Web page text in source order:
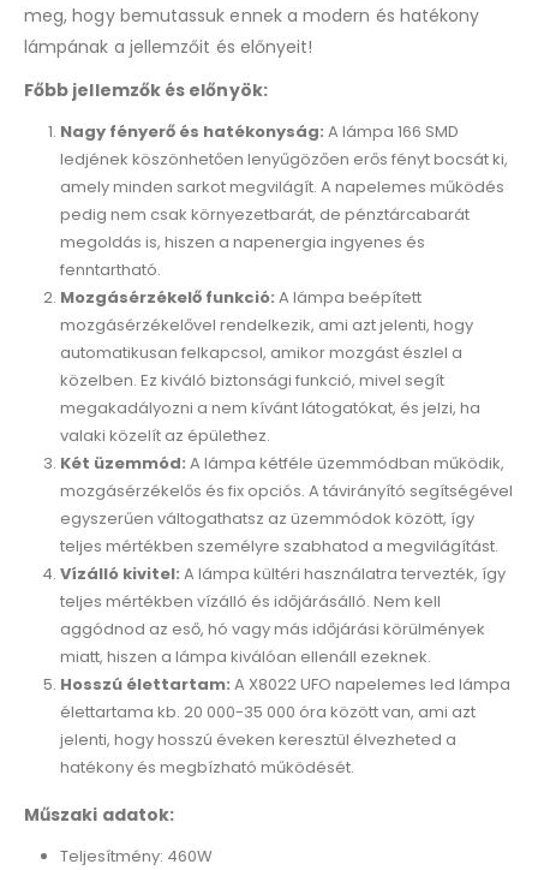
meg, hogy bemutassuk ennek a modern és hatékony
lámpának a jellemzőit és előnyeit!
Főbb jellemzők és előnyök:
Nagy fényerő és hatékonyság: A lámpa 166 SMD
ledjének köszönhetően lenyűgözően erős fényt bocsát ki,
amely minden sarkot megvilágít. A napelemes működés
pedig nem csak környezetbarát, de pénztárcabarát
megoldás is, hiszen a napenergia ingyenes és
fenntartható.
Mozgásérzékelő funkció: A lámpa beépített
mozgásérzékelővel rendelkezik, ami azt jelenti, hogy
automatikusan felkapcsol, amikor mozgást észlel a
közelben. Ez kiváló biztonsági funkció, mivel segít
megakadályozni a nem kívánt látogatókat, és jelzi, ha
valaki közelít az épülethez.
Két üzemmód: A lámpa kétféle üzemmódban működik,
mozgásérzékelős és fix opciós. A távirányító segítségével
egyszerűen váltogathatsz az üzemmódok között, így
teljes mértékben személyre szabhatod a megvilágítást.
Vízálló kivitel: A lámpa kültéri használatra tervezték, így
teljes mértékben vízálló és időjárásálló. Nem kell
aggódnod az eső, hó vagy más időjárási körülmények
miatt, hiszen a lámpa kiválóan ellenáll ezeknek.
Hosszú élettartam: A X8022 UFO napelemes led lámpa
élettartama kb. 20 000-35 000 óra között van, ami azt
jelenti, hogy hosszú éveken keresztül élvezheted a
hatékony és megbízható működését.
Műszaki adatok:
Teljesítmény: 460W